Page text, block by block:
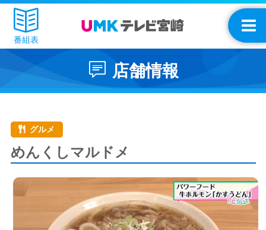
番組表
店舗情報
グルメ
めんくしマルドメ